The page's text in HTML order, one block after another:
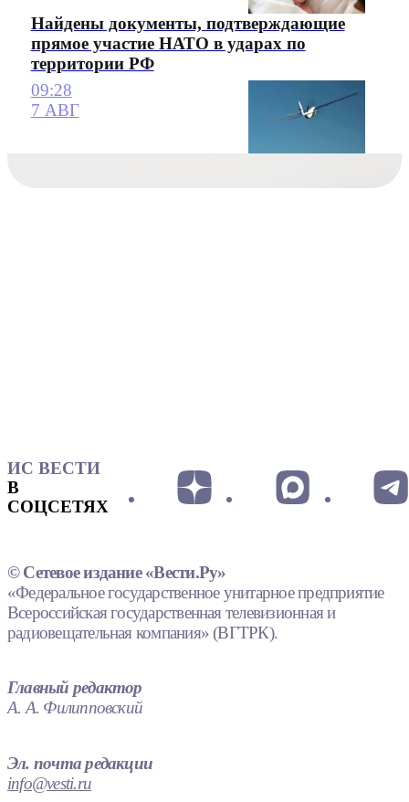
Найдены документы, подтверждающие
прямое участие НАТО в ударах по
территории РФ
09:28
7 АВГ
ИС ВЕСТИ
В
СОЦСЕТЯХ
© Сетевое издание «Вести.Ру»
«Федеральное государственное унитарное предприятие
Всероссийская государственная телевизионная и
радиовещательная компания» (ВГТРК).
Главный редактор
А. А. Филипповский
Эл. почта редакции
info@vesti.ru